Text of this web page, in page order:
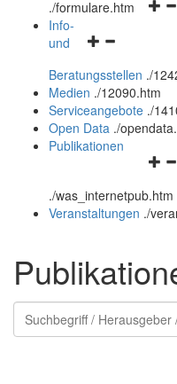
./formulare.htm
Navigationsmenü
und
schließen
Info-
und
Beratungsstellen ./
Medien ./12090.htm
Serviceangebote ./
Open Data ./
und
Publikationen
./was_internetpub.htm
Veranstaltungen ./